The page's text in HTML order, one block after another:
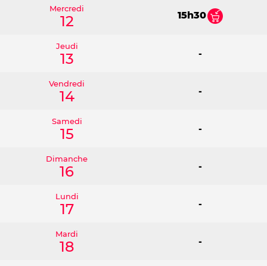
Mercredi
12 15h30
Jeudi
13 -
Vendredi
14 -
Samedi
15 -
Dimanche
16 -
Lundi
17 -
Mardi
18 -